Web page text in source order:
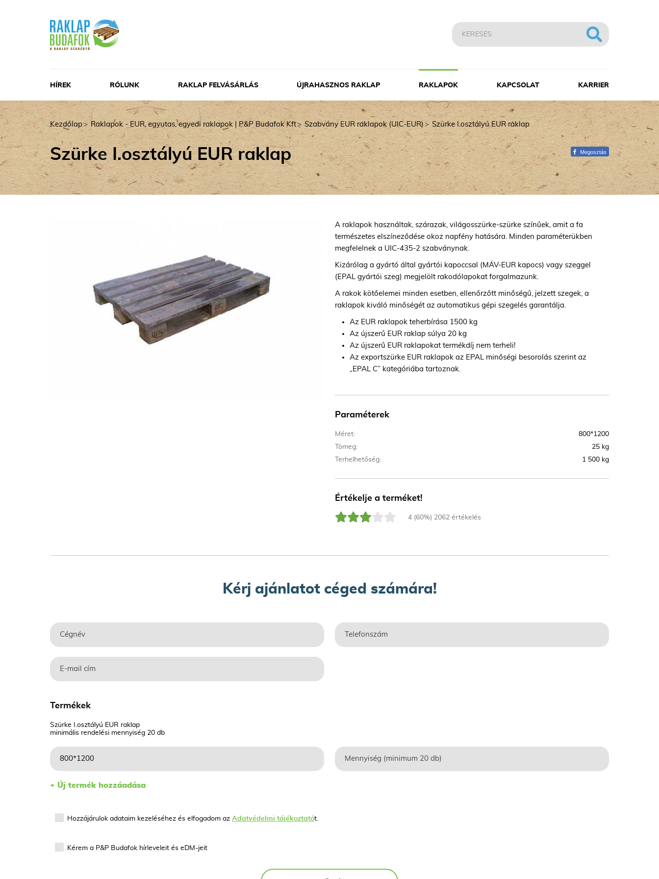
HÍREK RÓLUNK RAKLAP FELVÁSÁRLÁS ÚJRAHASZNOS RAKLAP RAKLAPOK
Egyutas raklapok
Szabvány EUR raklapok (UIC-EUR)
Egyedi méretű egyutas raklapok
Egyéb termékek
KAPCSOLAT KARRIER
Kezdőlap Raklapok - EUR, egyutas, egyedi raklapok | P&P Budafok Kft Szabvány EUR raklapok (UIC-EUR) Szürke I.osztályú EUR raklap
Megosztás
Szürke I.osztályú EUR raklap
A raklapok használtak, szárazak, világosszürke-szürke színűek, amit a fa
természetes elszíneződése okoz napfény hatására. Minden paraméterükben
megfelelnek a UIC-435-2 szabványnak.
Kizárólag a gyártó által gyártói kapoccsal (MÁV-EUR kapocs) vagy szeggel
(EPAL gyártói szeg) megjelölt rakodólapokat forgalmazunk.
A rakok kötőelemei minden esetben, ellenőrzőtt minőségű, jelzett szegek, a
raklapok kiváló minőségét az automatikus gépi szegelés garantálja.
Az EUR raklapok teherbírása 1500 kg
Az újszerű EUR raklap súlya 20 kg
Az újszerű EUR raklapokat termékdíj nem terheli!
Az exportszürke EUR raklapok az EPAL minőségi besorolás szerint az
„EPAL C” kategóriába tartoznak.
Paraméterek
Méret:
800*1200
Tömeg:
25 kg
Terhelhetőség:
1 500 kg
Értékelje a terméket!
4 (60%) 2062 értékelés
Kérj ajánlatot céged számára!
Termékek
Szürke I.osztályú EUR raklap
minimális rendelési mennyiség 20 db
+ Új termék hozzáadása
Hozzájárulok adataim kezeléséhez és elfogadom az Adatvédelmi tájékoztatót.
Kérem a P&P Budafok hírleveleit és eDM-jeit